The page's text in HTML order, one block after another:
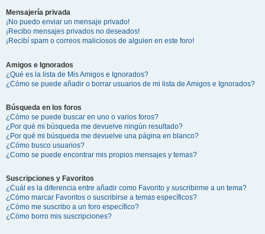
Mensajería privada
¡No puedo enviar un mensaje privado!
¡Recibo mensajes privados no deseados!
¡Recibí spam o correos maliciosos de alguien en este foro!
Amigos e Ignorados
¿Qué es la lista de Mis Amigos e Ignorados?
¿Cómo se puede añadir o borrar usuarios de mi lista de Amigos e Ignorados?
Búsqueda en los foros
¿Cómo se puede buscar en uno o varios foros?
¿Por qué mi búsqueda me devuelve ningún resultado?
¿Por qué mi búsqueda me devuelve una página en blanco?
¿Cómo busco usuarios?
¿Como se puede encontrar mis propios mensajes y temas?
Suscripciones y Favoritos
¿Cuál es la diferencia entre añadir como Favorito y suscribirme a un tema?
¿Cómo marcar Favoritos o suscribirse a temas específicos?
¿Cómo me suscribo a un foro específico?
¿Cómo borro mis suscripciones?